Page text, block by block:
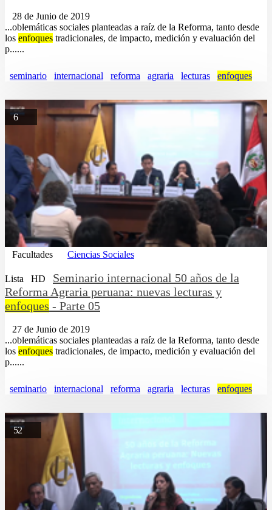
28 de Junio de 2019
...oblemáticas sociales planteadas a raíz de la Reforma, tanto desde
los enfoques tradicionales, de impacto, medición y evaluación del
p......
seminario internacional reforma agraria lecturas enfoques
6
Facultades Ciencias Sociales
Lista HD
Seminario internacional 50 años de la
Reforma Agraria peruana: nuevas lecturas y
enfoques - Parte 05
27 de Junio de 2019
...oblemáticas sociales planteadas a raíz de la Reforma, tanto desde
los enfoques tradicionales, de impacto, medición y evaluación del
p......
seminario internacional reforma agraria lecturas enfoques
52